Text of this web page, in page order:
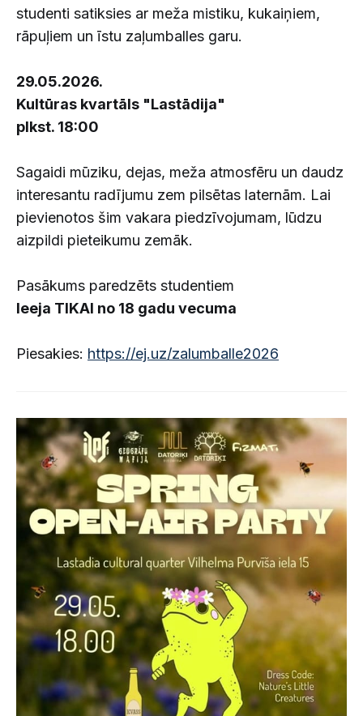
studenti satiksies ar meža mistiku, kukaiņiem,
rāpuļiem un īstu zaļumballes garu.
29.05.2026.
Kultūras kvartāls "Lastādija"
plkst. 18:00
Sagaidi mūziku, dejas, meža atmosfēru un daudz
interesantu radījumu zem pilsētas laternām. Lai
pievienotos šim vakara piedzīvojumam, lūdzu
aizpildi pieteikumu zemāk.
Pasākums paredzēts studentiem
Ieeja TIKAI no 18 gadu vecuma
Piesakies: https://ej.uz/zalumballe2026